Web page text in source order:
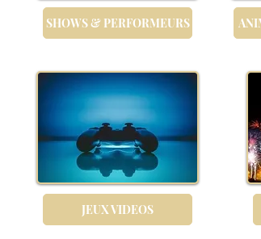
SHOWS & PERFORMEURS
JEUX VIDEOS